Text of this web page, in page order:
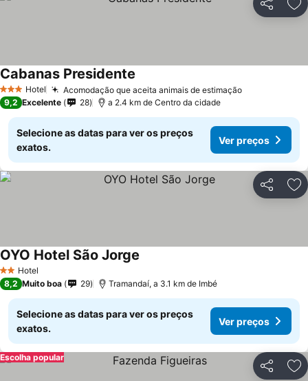
Partilhar
3 EstrelasHotel Acomodação que aceita animais de estimação
Cabanas Presidente
9,2 Excelente 28 a 2.4 km de Centro da cidade
Selecione as datas para ver os preços
exatos.
Ver preços
Partilhar
2 Estrelas
Hotel
OYO Hotel São Jorge
8,2 Muito boa 29 Tramandaí, a 3.1 km de Imbé
Selecione as datas para ver os preços
exatos.
Ver preços
Partilhar
Escolha popular